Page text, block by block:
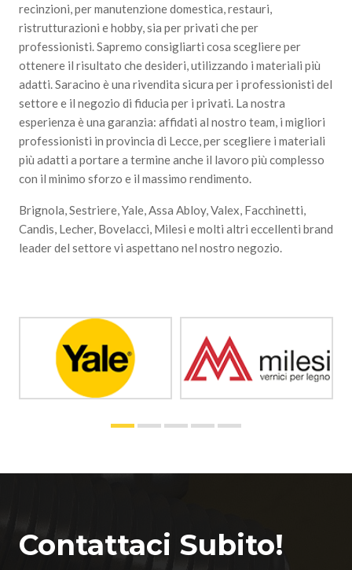
recinzioni, per manutenzione domestica, restauri,
ristrutturazioni e hobby, sia per privati che per
professionisti. Sapremo consigliarti cosa scegliere per
ottenere il risultato che desideri, utilizzando i materiali più
adatti. Saracino è una rivendita sicura per i professionisti del
settore e il negozio di fiducia per i privati. La nostra
esperienza è una garanzia: affidati al nostro team, i migliori
professionisti in provincia di Lecce, per scegliere i materiali
più adatti a portare a termine anche il lavoro più complesso
con il minimo sforzo e il massimo rendimento.
Brignola, Sestriere, Yale, Assa Abloy, Valex, Facchinetti,
Candis, Lecher, Bovelacci, Milesi e molti altri eccellenti brand
leader del settore vi aspettano nel nostro negozio.
Contattaci Subito!